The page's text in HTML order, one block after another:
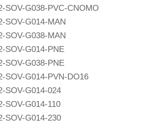
SOV-G038-PVC-CNOMO
SOV-G014-MAN
SOV-G038-MAN
SOV-G014-PNE
SOV-G038-PNE
SOV-G014-PVN-DO16
SOV-G014-024
SOV-G014-110
SOV-G014-230